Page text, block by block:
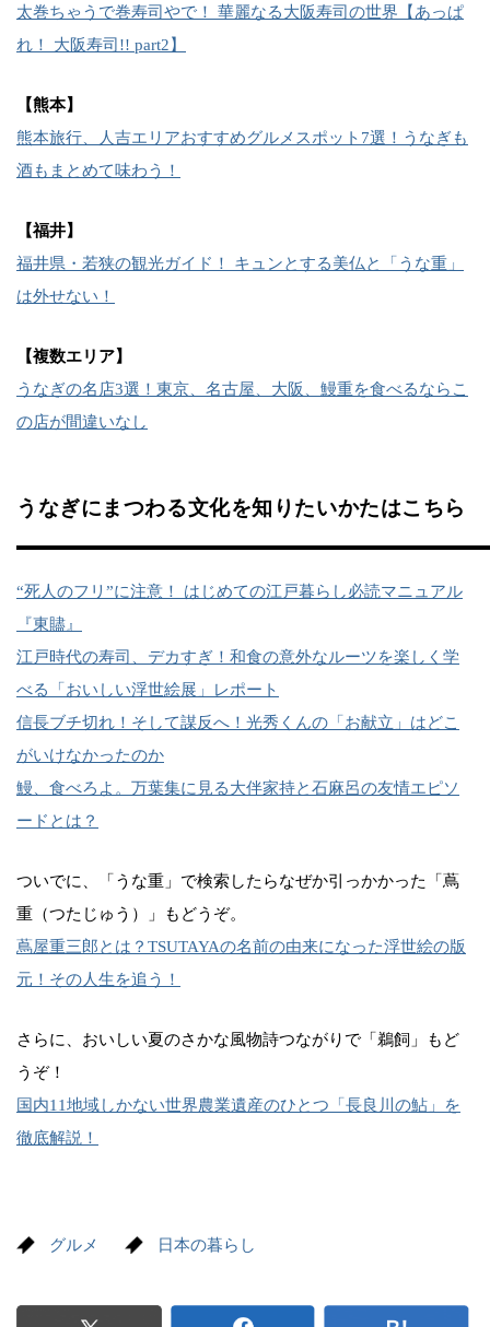
太巻ちゃうで巻寿司やで！ 華麗なる大阪寿司の世界【あっぱ
れ！ 大阪寿司!! part2】
【熊本】
熊本旅行、人吉エリアおすすめグルメスポット7選！うなぎも
酒もまとめて味わう！
【福井】
福井県・若狭の観光ガイド！ キュンとする美仏と「うな重」
は外せない！
【複数エリア】
うなぎの名店3選！東京、名古屋、大阪、鰻重を食べるならこ
の店が間違いなし
うなぎにまつわる文化を知りたいかたはこちら
“死人のフリ”に注意！ はじめての江戸暮らし必読マニュアル
『東贐』
江戸時代の寿司、デカすぎ！和食の意外なルーツを楽しく学
べる「おいしい浮世絵展」レポート
信長ブチ切れ！そして謀反へ！光秀くんの「お献立」はどこ
がいけなかったのか
鰻、食べろよ。万葉集に見る大伴家持と石麻呂の友情エピソ
ードとは？
ついでに、「うな重」で検索したらなぜか引っかかった「蔦
重（つたじゅう）」もどうぞ。
蔦屋重三郎とは？TSUTAYAの名前の由来になった浮世絵の版
元！その人生を追う！
さらに、おいしい夏のさかな風物詩つながりで「鵜飼」もど
うぞ！
国内11地域しかない世界農業遺産のひとつ「長良川の鮎」を
徹底解説！
グルメ 日本の暮らし